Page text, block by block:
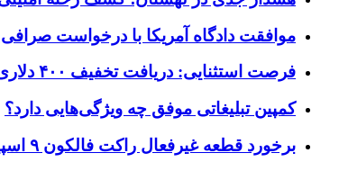
موافقت دادگاه آمریکا با درخواست صرافی بای‌بیت برای
فرصت استثنایی: دریافت تخفیف ۴۰۰ دلاری بلیط کنفرانس تک‌کرانچ دیسراپت ۲۰۲۶
کمپین تبلیغاتی موفق چه ویژگی‌هایی دارد؟
برخورد قطعه غیرفعال راکت فالکون ۹ اسپیس ایکس به کره ماه؛ زمان و جزئیات دقیق حادثه